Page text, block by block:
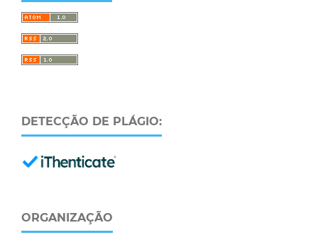
DETECÇÃO DE PLÁGIO:
ORGANIZAÇÃO